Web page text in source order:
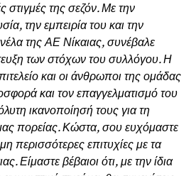
στιγμές της σεζόν. Με την
την εμπειρία του και την
της ΑΕ Νίκαιας, συνέβαλε
των στόχων του συλλόγου. Η
και οι άνθρωποι της ομάδας
και τον επαγγελματισμό του
ικανοποίησή τους για τη
πορείας. Κώστα, σου ευχόμαστε
περισσότερες επιτυχίες με τα
Είμαστε βέβαιοι ότι, με την ίδια